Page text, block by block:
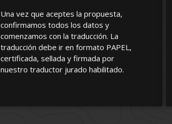
Una vez que aceptes la propuesta,
confirmamos todos los datos y
comenzamos con la traducción. La
traducción debe ir en formato PAPEL,
certificada, sellada y firmada por
nuestro traductor jurado habilitado.